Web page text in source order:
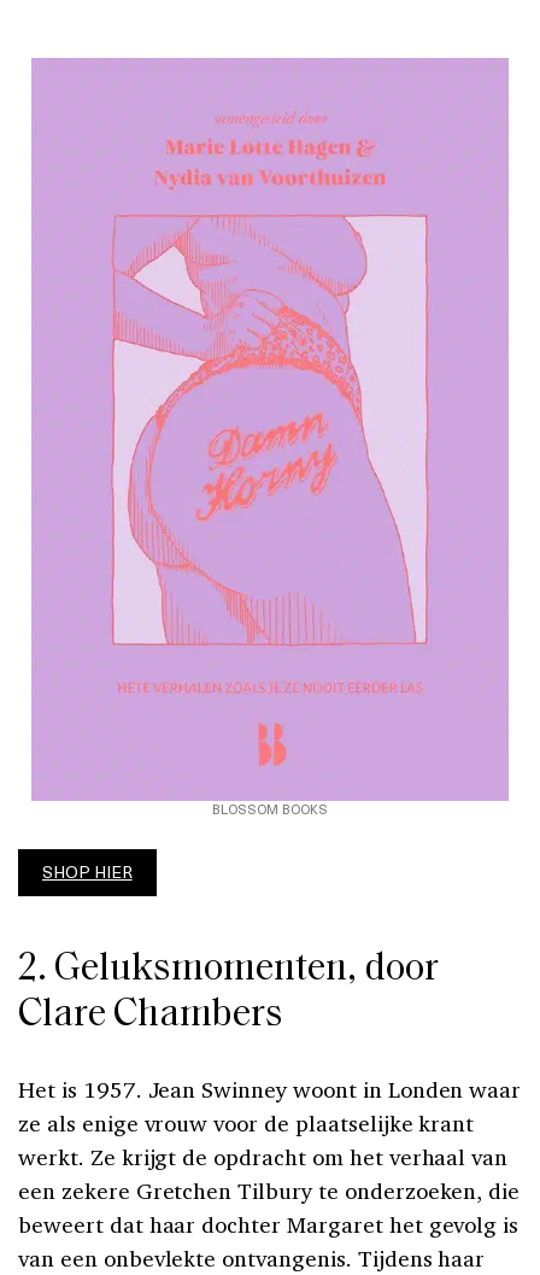
BLOSSOM BOOKS
SHOP HIER
2. Geluksmomenten, door
Clare Chambers
Het is 1957. Jean Swinney woont in Londen waar
ze als enige vrouw voor de plaatselijke krant
werkt. Ze krijgt de opdracht om het verhaal van
een zekere Gretchen Tilbury te onderzoeken, die
beweert dat haar dochter Margaret het gevolg is
van een onbevlekte ontvangenis. Tijdens haar